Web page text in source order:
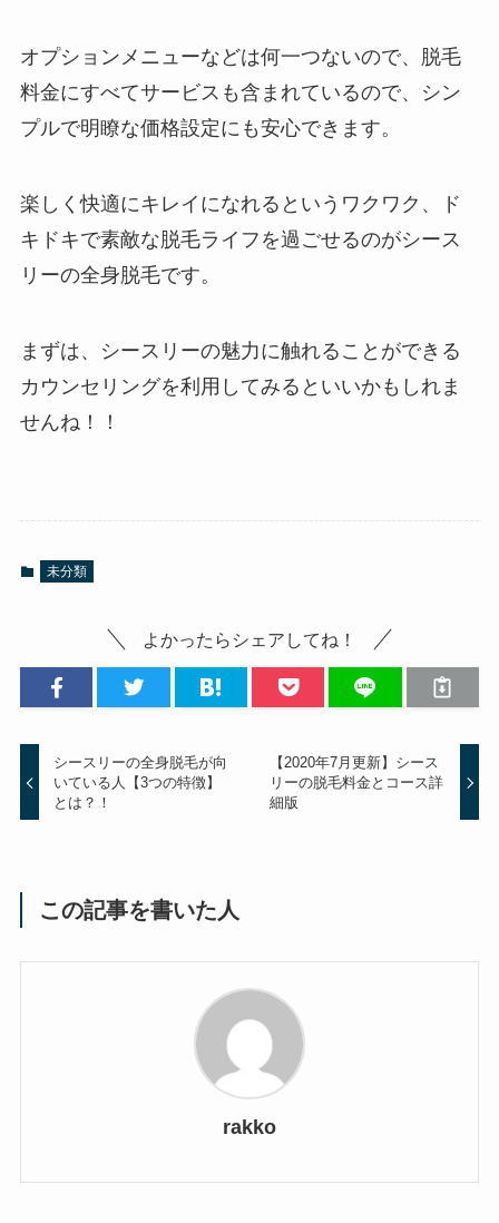
オプションメニューなどは何一つないので、脱毛
料金にすべてサービスも含まれているので、シン
プルで明瞭な価格設定にも安心できます。
楽しく快適にキレイになれるというワクワク、ド
キドキで素敵な脱毛ライフを過ごせるのがシース
リーの全身脱毛です。
まずは、シースリーの魅力に触れることができる
カウンセリングを利用してみるといいかもしれま
せんね！！
未分類
よかったらシェアしてね！
シースリーの全身脱毛が向
いている人【3つの特徴】
とは？！
【2020年7月更新】シース
リーの脱毛料金とコース詳
細版
この記事を書いた人
rakko